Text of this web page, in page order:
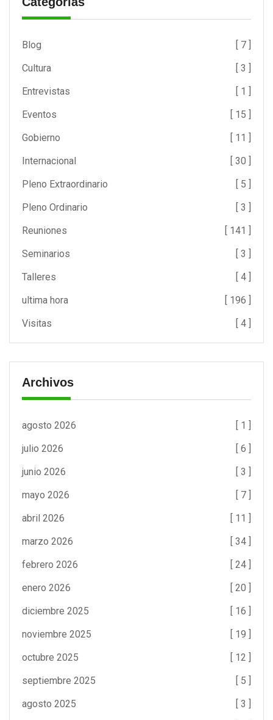
Blog
[ 7 ]
Cultura
[ 3 ]
Entrevistas
[ 1 ]
Eventos
[ 15 ]
Gobierno
[ 11 ]
Internacional
[ 30 ]
Pleno Extraordinario
[ 5 ]
Pleno Ordinario
[ 3 ]
Reuniones
[ 141 ]
Seminarios
[ 3 ]
Talleres
[ 4 ]
ultima hora
[ 196 ]
Visitas
[ 4 ]
Archivos
agosto 2026
[ 1 ]
julio 2026
[ 6 ]
junio 2026
[ 3 ]
mayo 2026
[ 7 ]
abril 2026
[ 11 ]
marzo 2026
[ 34 ]
febrero 2026
[ 24 ]
enero 2026
[ 20 ]
diciembre 2025
[ 16 ]
noviembre 2025
[ 19 ]
octubre 2025
[ 12 ]
septiembre 2025
[ 5 ]
agosto 2025
[ 3 ]